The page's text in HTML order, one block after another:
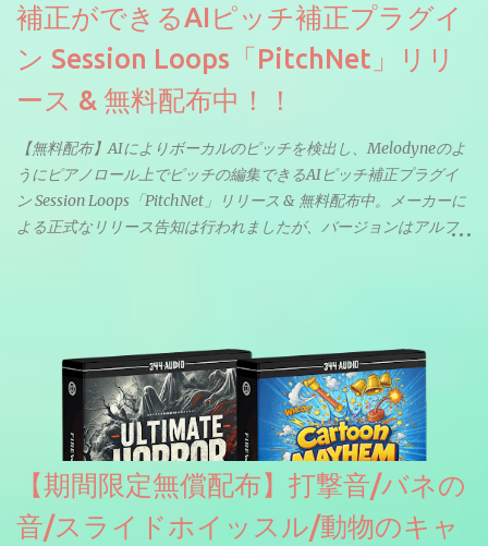
補正ができるAIピッチ補正プラグイ
ン Session Loops「PitchNet」リリ
ース & 無料配布中！！
【無料配布】AIによりボーカルのピッチを検出し、Melodyneのよ
うにピアノロール上でピッチの編集できるAIピッチ補正プラグイ
ン Session Loops「PitchNet」リリース & 無料配布中。メーカーに
よる正式なリリース告知は行われましたが、バージョンはアルフ
のあるDrumNetのメーカーです。調べたところによるとオープン
ソースを元に設計・改良した製品のようです。
【期間限定無償配布】打撃音/バネの
音/スライドホイッスル/動物のキャ